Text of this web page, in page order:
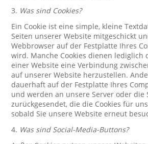
3. Was sind Cookies?
Ein Cookie ist eine simple, kleine
Seiten unserer Website mitgeschickt
Webbrowser auf der Festplatte Ihres
wird. Manche Cookies dienen lediglich
einer Website eine Verbindung
auf unserer Website herzustellen.
dauerhaft auf der Festplatte Ihres
und werden an unsere Server oder die
zurückgesendet, die die Cookies für
sobald Sie unsere Website erneut
4. Was sind Social-Media-Buttons?